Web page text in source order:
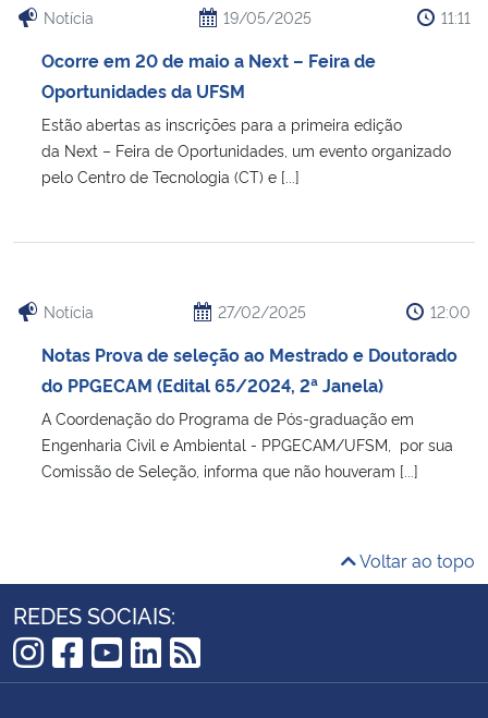
Notícia 19/05/2025 11:11
Ocorre em 20 de maio a Next – Feira de
Oportunidades da UFSM
Estão abertas as inscrições para a primeira edição
da Next – Feira de Oportunidades, um evento organizado
pelo Centro de Tecnologia (CT) e [...]
Notícia 27/02/2025 12:00
Notas Prova de seleção ao Mestrado e Doutorado
do PPGECAM (Edital 65/2024, 2ª Janela)
A Coordenação do Programa de Pós-graduação em
Engenharia Civil e Ambiental - PPGECAM/UFSM, por sua
Comissão de Seleção, informa que não houveram [...]
Voltar ao topo
REDES SOCIAIS:
Instagram
Facebook
YouTube
LinkedIn
RSS